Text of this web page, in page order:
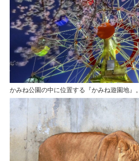
かみね公園の中に位置する『かみね遊園地』。